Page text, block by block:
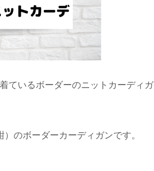
ているボーダーのニットカーディガ
のボーダーカーディガンです。